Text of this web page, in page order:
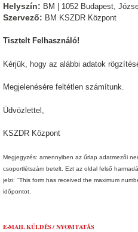
Helyszín: BM | 1052 Budapest,
Szervező: BM KSZDR Központ
Tisztelt Felhasználó!
Kérjük, hogy az alábbi adatok
Megjelenésére feltétlen számítunk.
Üdvözlettel,
KSZDR Központ
Megjegyzés: amennyiben az űrlap adatmezői
csoportlétszám betelt. Ezt az oldal felső
jelzi: "This form has received the maximum
időpontot.
E-MAIL KÜLDÉS / NYOMTATÁS